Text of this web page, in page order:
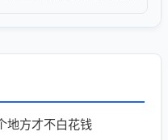
地方才不白花钱